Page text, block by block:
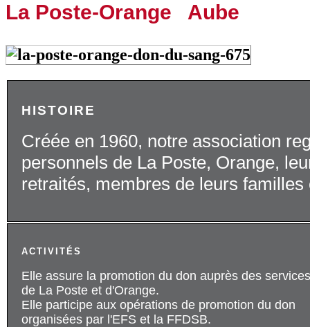
La Poste-Orange Aube
HISTOIRE
Créée en 1960, notre association
personnels de La Poste, Orange,
retraités, membres de leurs familles
ACTIVITÉS
Elle assure la promotion du don auprès des services
de La Poste et d'Orange.
Elle participe aux opérations de promotion du don
organisées par l'EFS et la FFDSB.